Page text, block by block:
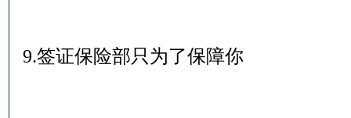
9.签证保险部只为了保障你